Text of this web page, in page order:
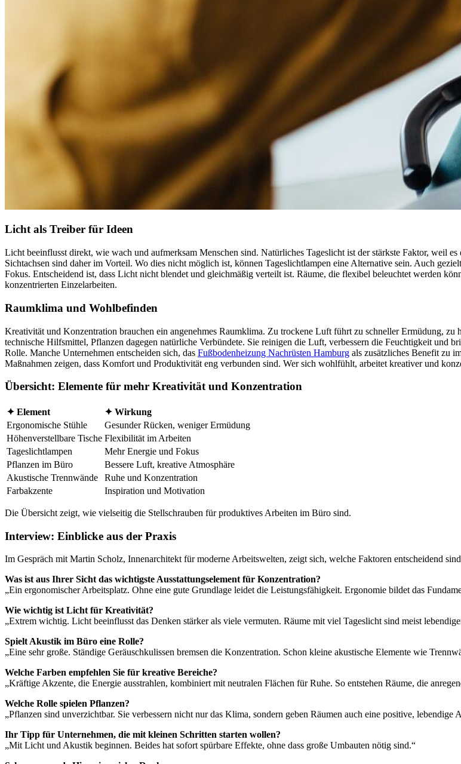
Licht als Treiber für Ideen
Licht beeinflusst direkt, wie wach und aufmerksam Menschen sind. Natürliches Tageslicht ist der stärkste Faktor, weil
Sichtachsen sind daher im Vorteil. Wo dies nicht möglich ist, können Tageslichtlampen eine Alternative sein. Auch
Fokus. Entscheidend ist, dass Licht nicht blendet und gleichmäßig verteilt ist. Räume, die flexibel beleuchtet werden
konzentrierten Einzelarbeiten.
Raumklima und Wohlbefinden
Kreativität und Konzentration brauchen ein angenehmes Raumklima. Zu trockene Luft führt zu schneller Ermüdung,
technische Hilfsmittel, Pflanzen dagegen natürliche Verbündete. Sie reinigen die Luft, verbessern die Feuchtigkeit und
Rolle. Manche Unternehmen entscheiden sich, das Fußbodenheizung Nachrüsten Hamburg als zusätzliches Benefit zu
Maßnahmen zeigen, dass Komfort und Produktivität eng verbunden sind. Wer sich wohlfühlt, arbeitet kreativer und
Übersicht: Elemente für mehr Kreativität und Konzentration
✦ Element
✦ Wirkung
Ergonomische Stühle
Gesunder Rücken, weniger Ermüdung
Höhenverstellbare Tische Flexibilität im Arbeiten
Tageslichtlampen
Mehr Energie und Fokus
Pflanzen im Büro
Bessere Luft, kreative Atmosphäre
Akustische Trennwände
Ruhe und Konzentration
Farbakzente
Inspiration und Motivation
Die Übersicht zeigt, wie vielseitig die Stellschrauben für produktives Arbeiten im Büro sind.
Interview: Einblicke aus der Praxis
Im Gespräch mit Martin Scholz, Innenarchitekt für moderne Arbeitswelten, zeigt sich, welche Faktoren entscheidend
Was ist aus Ihrer Sicht das wichtigste Ausstattungselement für Konzentration?
„Ein ergonomischer Arbeitsplatz. Ohne eine gute Grundlage leidet die Leistungsfähigkeit. Ergonomie bildet das
Wie wichtig ist Licht für Kreativität?
„Extrem wichtig. Licht beeinflusst das Denken stärker als viele vermuten. Räume mit viel Tageslicht sind meist
Spielt Akustik im Büro eine Rolle?
„Eine sehr große. Ständige Geräuschkulissen bremsen die Konzentration. Schon kleine akustische Elemente wie
Welche Farben empfehlen Sie für kreative Bereiche?
„Kräftige Akzente, die Energie ausstrahlen, kombiniert mit neutralen Flächen für Ruhe. So entstehen Räume, die
Welche Rolle spielen Pflanzen?
„Pflanzen sind unverzichtbar. Sie verbessern nicht nur das Klima, sondern geben Räumen auch eine positive, lebendige
Ihr Tipp für Unternehmen, die mit kleinen Schritten starten wollen?
„Mit Licht und Akustik beginnen. Beides hat sofort spürbare Effekte, ohne dass große Umbauten nötig sind.“